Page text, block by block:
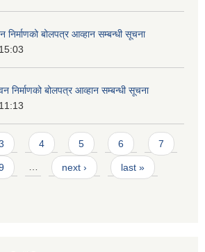
निर्माणको बोलपत्र आव्हान सम्बन्धी सूचना
निर्माणको बोलपत्र आव्हान सम्बन्धी सूचना
4 5 6 7
… next › last »